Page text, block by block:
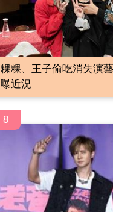
粿粿、王子偷吃消失演
曝近況
8